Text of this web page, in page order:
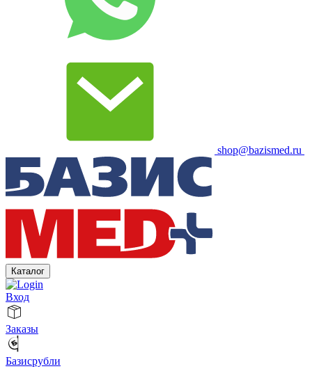
shop@bazismed.ru
Каталог
Вход
Заказы
Базисрубли